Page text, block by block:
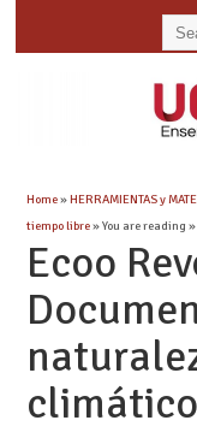
Home»HERRAMIENTAS y
tiempo libre» You are reading »
Ecoo
climático